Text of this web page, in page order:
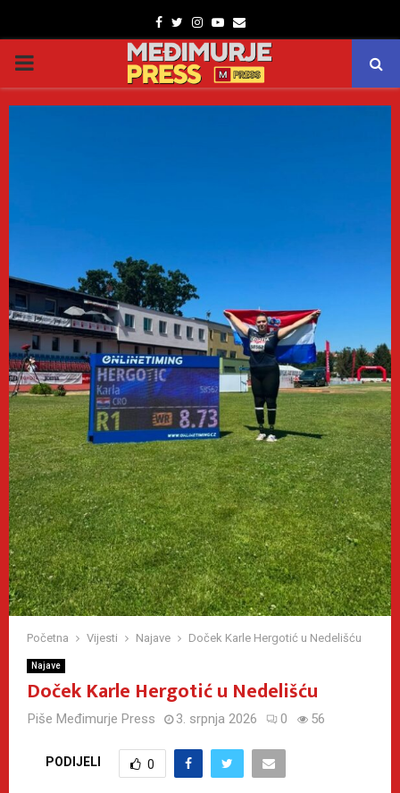
Facebook
TwitterInstagram
Youtube
Email
PRIMARY
MENU
Početna Vijesti Najave Doček Karle Hergotić u Nedelišću
Najave
Doček Karle Hergotić u Nedelišću
Piše Međimurje Press 3. srpnja 2026 0 56
PODIJELI 0